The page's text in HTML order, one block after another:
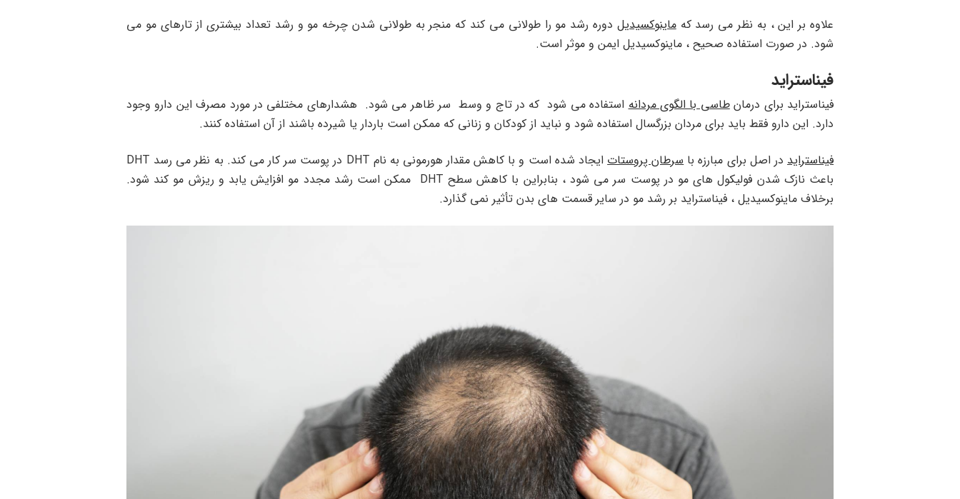
علاوه بر این ، به نظر می رسد کهماینوکسیدیل دوره رشد مو را طولانی می کند که منجر به طولانی شدن چرخه مو و رشد تعداد بیشتری از تارهای مو می
شود. در صورت استفاده صحیح ، ماینوکسیدیل ایمن و موثر است.
فیناستراید
فیناستراید برای درمانطاسی با الگوی مردانهاستفاده می شود که در تاج و وسط سر ظاهر می شود. هشدارهای مختلفی در مورد مصرف این دارو وجود
دارد. این دارو فقط باید برای مردان بزرگسال استفاده شود و نباید از کودکان و زنانی که ممکن است باردار یا شیرده باشند از آن استفاده کنند.
فیناسترایددر اصل برای مبارزه باسرطان پروستات
ایجاد شده است و با کاهش مقدار هورمونی به نام DHT در پوست سر کار می کند. به نظر می رسد DHT
باعث نازک شدن فولیکول های مو در پوست سر می شود ، بنابراین با کاهش سطح DHT ممکن است رشد مجدد مو افزایش یابد و ریزش مو کند شود.
برخلاف ماینوکسیدیل ، فیناستراید بر رشد مو در سایر قسمت های بدن تأثیر نمی گذارد.